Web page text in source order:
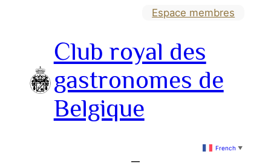
Espace membres
Club royal des
gastronomes de
Belgique
French ▼